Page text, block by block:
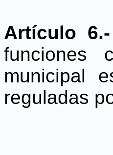
Artículo 6.-
funciones
municipal
reguladas